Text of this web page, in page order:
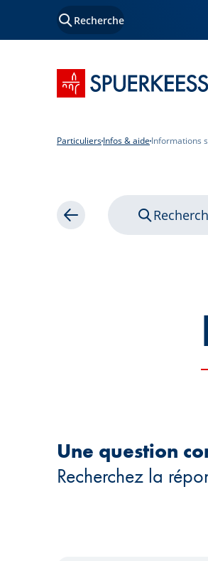
Recherche
Accueil SPUERKEESS
ParticuliersInfos & aide Informations
Retour
Une question
Recherchez la